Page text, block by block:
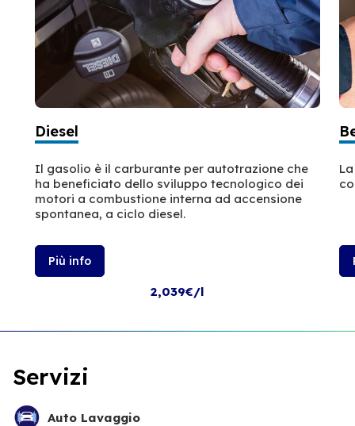
Diesel
Il gasolio è il carburante per autotrazione che
ha beneficiato dello sviluppo tecnologico dei
motori a combustione interna ad accensione
spontanea, a ciclo diesel.
Più info
2,039€/l
Servizi
Auto Lavaggio